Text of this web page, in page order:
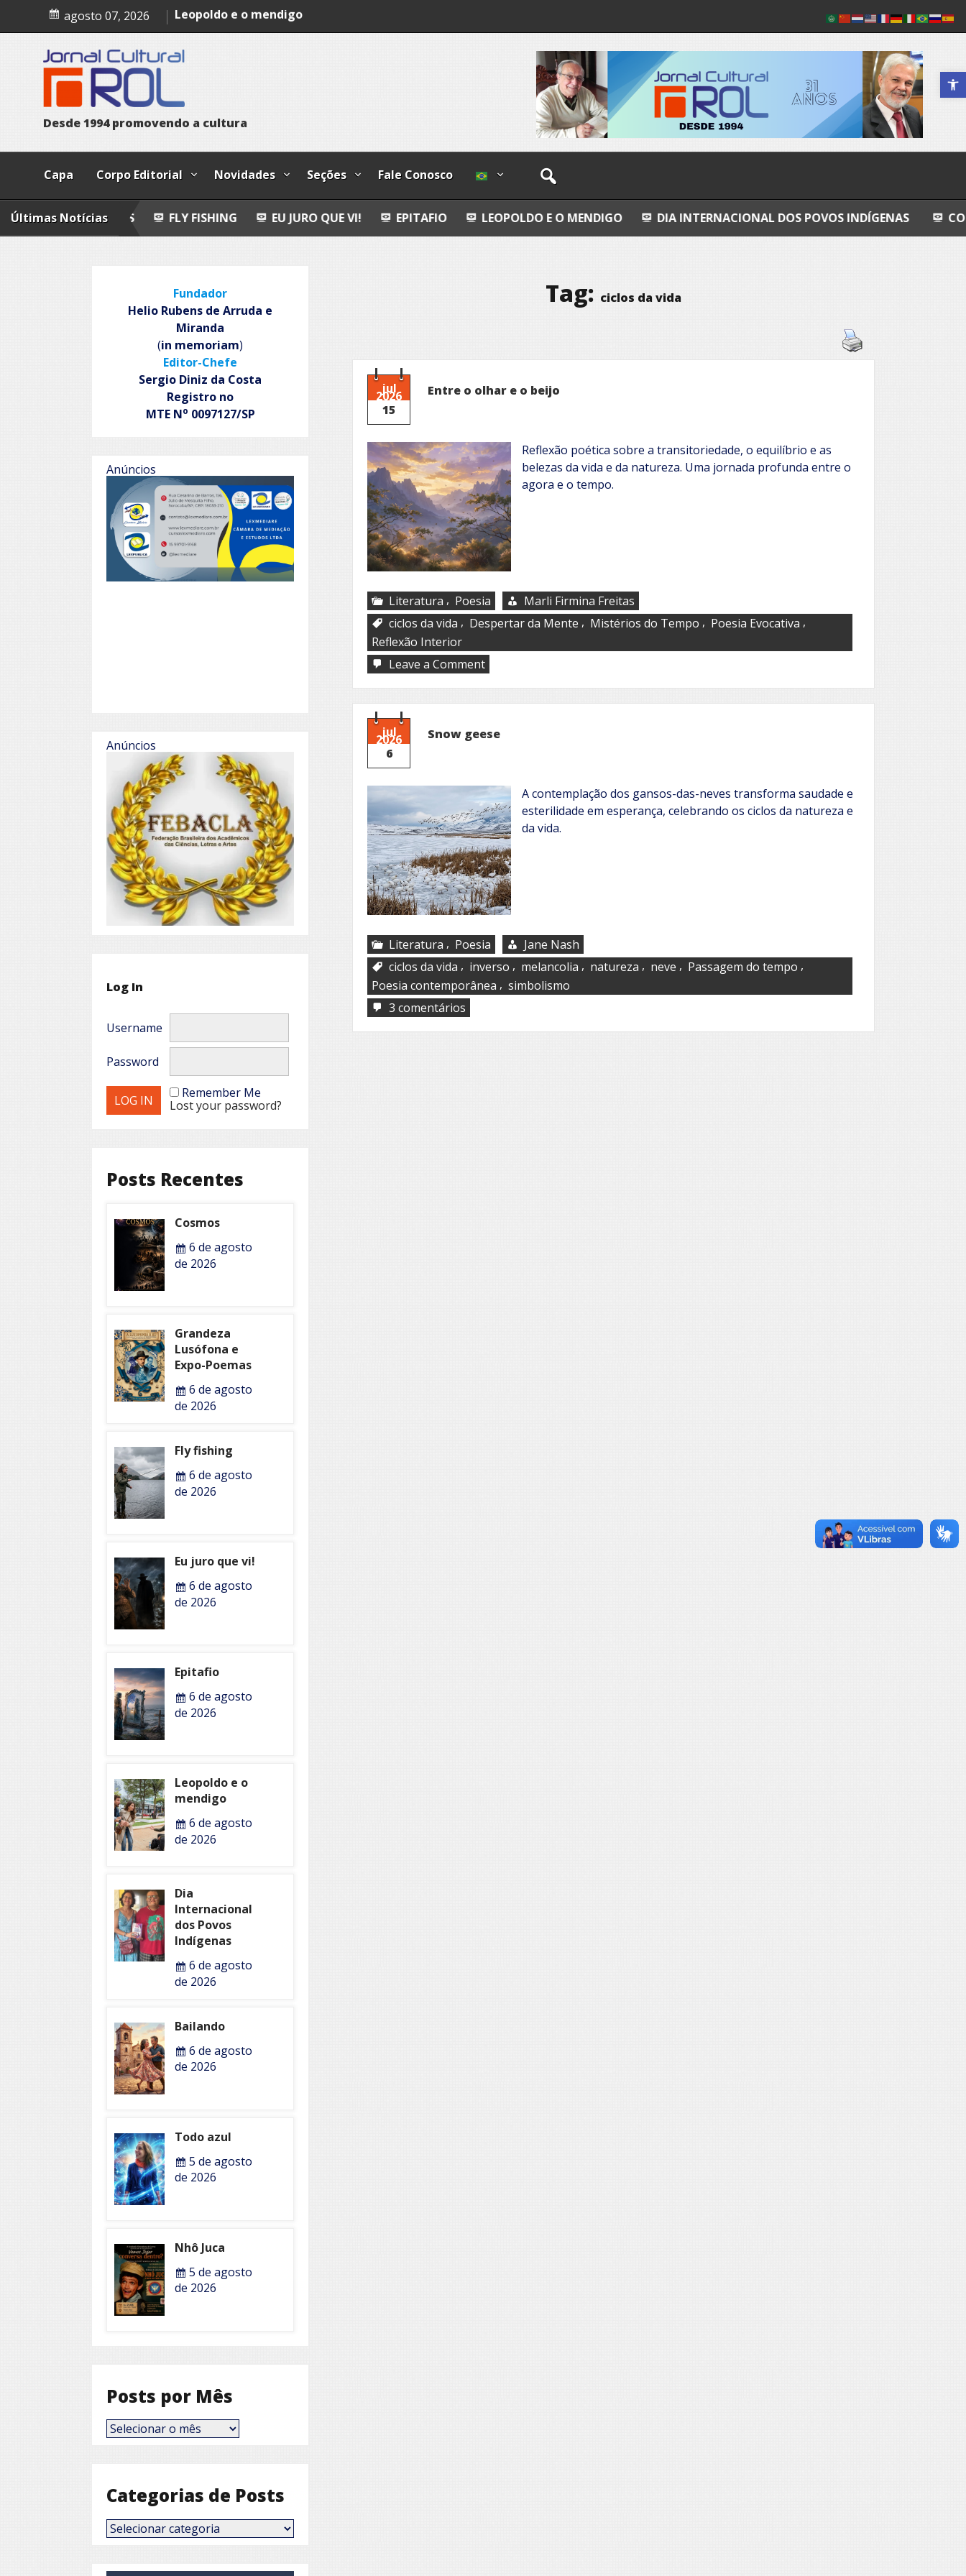
Abrir a
content
agosto 07, 2026
Epitafio
Leopoldo e o mendigo
Dia Internacional dos Povos
Desde1994 promovendo a cultura
Capa Corpo Editorial Novidades Seções Fale Conosco
Últimas NotíciasFLY FISHING EU JURO QUE VI! EPITAFIO LEOPOLDO E O MENDIGO DIA INTERNACIONAL DOS POVOS INDÍGENAS COSMOS
Tag: ciclos da vida
jul
2026
15
Entre o olhar e o beijo
Reflexão poética sobre a transitoriedade, o equilíbrio e as
belezas da vida e da natureza. Uma jornada profunda entre o
agora e o tempo.
Literatura , Poesia
Marli Firmina Freitas
ciclos da vida , Despertar da Mente , Mistérios do Tempo , Poesia Evocativa ,
Reflexão Interior
Leave a Commenton
Entre
o
olhar
o
beijo
jul
2026
6
Snow geese
A contemplação dos gansos-das-neves transforma saudade e
esterilidade em esperança, celebrando os ciclos da natureza e
da vida.
Literatura , Poesia
Jane Nash
ciclos da vida , inverso , melancolia , natureza , neve , Passagem do tempo ,
Poesia contemporânea , simbolismo
3 comentários
Snow
geese
Fundador
Helio Rubens de Arruda e
Miranda
(in memoriam)
Editor-Chefe
Sergio Diniz da Costa
Registro no
MTE No 0097127/SP
Anúncios
Anúncios
Log In
Username
Password
Remember Me
Lost your password?
Posts Recentes
Cosmos
6 de agosto
de 2026
Grandeza
Lusófona e
Expo-Poemas
6 de agosto
de 2026
Fly fishing
6 de agosto
de 2026
Eu juro que vi!
6 de agosto
de 2026
Epitafio
6 de agosto
de 2026
Leopoldo e o
mendigo
6 de agosto
de 2026
Dia
Internacional
dos Povos
Indígenas
6 de agosto
de 2026
Bailando
6 de agosto
de 2026
Todo azul
5 de agosto
de 2026
Nhô Juca
5 de agosto
de 2026
Posts por Mês
Posts
por
Categorias de Posts
Categorias
de